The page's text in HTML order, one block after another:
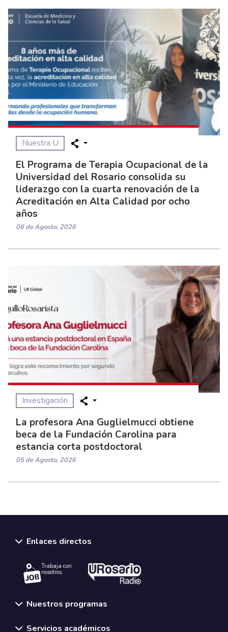
Nuestra U
El Programa de Terapia Ocupacional de la
Universidad del Rosario consolida su
liderazgo con la cuarta renovación de la
Acreditación en Alta Calidad por ocho
años
06 de Agosto, 2026
Investigación
La profesora Ana Guglielmucci obtiene
beca de la Fundación Carolina para
estancia corta postdoctoral
05 de Agosto, 2026
Enlaces directos
Trabaja con
nosotros.
Nuestros programas
Servicios académicos